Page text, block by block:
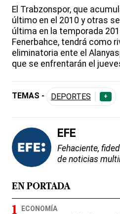
El Trabzonspor, que
último en el 2010 y otras
última en la temporada
Fenerbahce, tendrá como
eliminatoria ente el
que se enfrentarán el
TEMAS - DEPORTES +
EFE
Fehaciente,
de noticias
EN PORTADA
ECONOMÍA